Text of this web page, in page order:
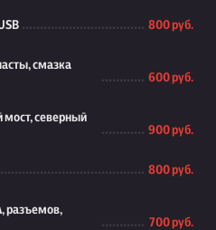
800 руб.
смазка
600 руб.
северный
900 руб.
800 руб.
разъемов,
700 руб.